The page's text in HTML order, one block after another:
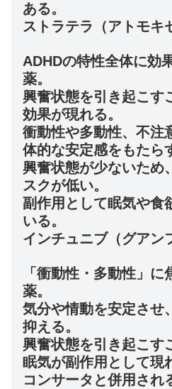
ある。
ストラテラ（アトモキ
ADHDの特性全体に効
薬。
興奮状態を引き起こす
効果が現れる。
衝動性や多動性、不注
体的な安定感をもたら
興奮状態が少ないため
スクが低い。
副作用として眠気や食
いる。
インチュニブ（グアン
「衝動性・多動性」
薬。
気分や情動を安定させ
抑える。
興奮状態を引き起こす
眠気が副作用として現
コンサータと併用され